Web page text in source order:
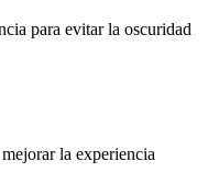
para evitar la oscuridad
la experiencia